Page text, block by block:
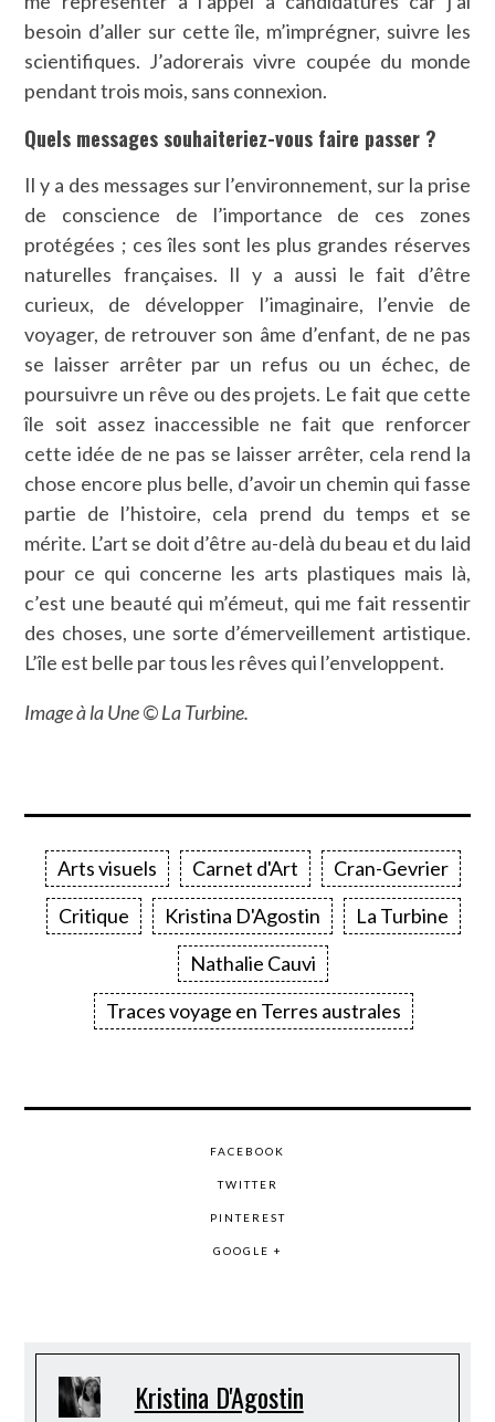
besoin d’aller sur cette île, m’imprégner, suivre les
scientifiques. J’adorerais vivre coupée du monde
pendant trois mois, sans connexion.
Quels messages souhaiteriez-vous faire passer ?
Il y a des messages sur l’environnement, sur la prise
de conscience de l’importance de ces zones
protégées ; ces îles sont les plus grandes réserves
naturelles françaises. Il y a aussi le fait d’être
curieux, de développer l’imaginaire, l’envie de
voyager, de retrouver son âme d’enfant, de ne pas
se laisser arrêter par un refus ou un échec, de
poursuivre un rêve ou des projets. Le fait que cette
île soit assez inaccessible ne fait que renforcer
cette idée de ne pas se laisser arrêter, cela rend la
chose encore plus belle, d’avoir un chemin qui fasse
partie de l’histoire, cela prend du temps et se
mérite. L’art se doit d’être au-delà du beau et du laid
pour ce qui concerne les arts plastiques mais là,
c’est une beauté qui m’émeut, qui me fait ressentir
des choses, une sorte d’émerveillement artistique.
L’île est belle par tous les rêves qui l’enveloppent.
Image à la Une © La Turbine.
Arts visuels Carnet d'Art
Cran-Gevrier
Critique
Kristina D'Agostin
La Turbine
Nathalie Cauvi
Traces voyage en Terres australes
FACEBOOK
TWITTER
PINTEREST
GOOGLE +
Kristina D'Agostin